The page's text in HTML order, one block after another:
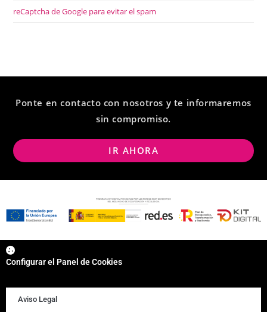
reCaptcha de Google para evitar el spam
Ponte en contacto con nosotros y te informaremos
sin compromiso.
IR AHORA
Configurar el Panel de Cookies
Aviso Legal